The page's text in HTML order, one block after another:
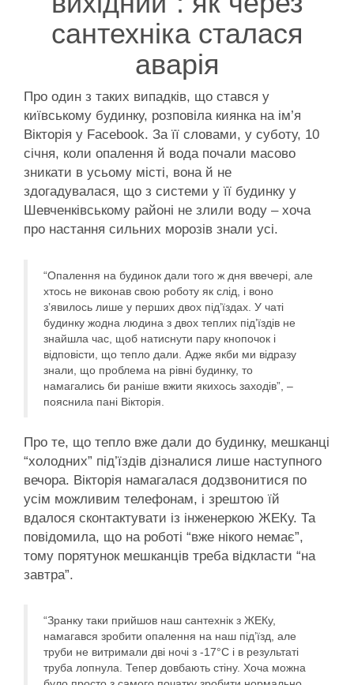
сантехніка сталася
аварія
Про один з таких випадків, що стався у
київському будинку, розповіла киянка на ім’я
Вікторія у Facebook. За її словами, у суботу, 10
січня, коли опалення й вода почали масово
зникати в усьому місті, вона й не
здогадувалася, що з системи у її будинку у
Шевченківському районі не злили воду – хоча
про настання сильних морозів знали усі.
“Опалення на будинок дали того ж дня ввечері, але
хтось не виконав свою роботу як слід, і воно
з’явилось лише у перших двох під’їздах. У чаті
будинку жодна людина з двох теплих під’їздів не
знайшла час, щоб натиснути пару кнопочок і
відповісти, що тепло дали. Адже якби ми відразу
знали, що проблема на рівні будинку, то
намагались би раніше вжити якихось заходів”, –
пояснила пані Вікторія.
Про те, що тепло вже дали до будинку, мешканці
“холодних” під’їздів дізналися лише наступного
вечора. Вікторія намагалася додзвонитися по
усім можливим телефонам, і зрештою їй
вдалося сконтактувати із інженеркою ЖЕКу. Та
повідомила, що на роботі “вже нікого немає”,
тому порятунок мешканців треба відкласти “на
завтра”.
“Зранку таки прийшов наш сантехнік з ЖЕКу,
намагався зробити опалення на наш під’їзд, але
труби не витримали дві ночі з -17°С і в результаті
труба лопнула. Тепер довбають стіну. Хоча можна